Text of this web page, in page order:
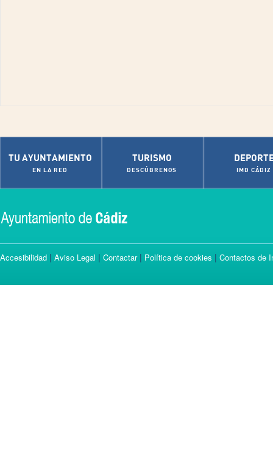
TU AYUNTAMIENTO
EN LA RED
TURISMO
DESCÚBRENOS IMD CÁDIZ
Accesibilidad | Aviso Legal | Contactar| Política de cookies | Contactos de